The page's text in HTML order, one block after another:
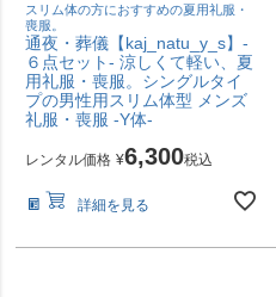
スリム体の方におすすめの夏用礼服・
喪服。
通夜・葬儀【kaj_natu_y_s】-
６点セット- 涼しくて軽い、夏
用礼服・喪服。シングルタイ
プの男性用スリム体型 メンズ
礼服・喪服 -Y体-
レンタル価格 ¥6,300税込
詳細を見る